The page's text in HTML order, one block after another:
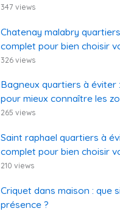
347 views
Chatenay malabry
complet pour bien choisir
326 views
Bagneux quartiers à éviter
pour mieux connaître les
265 views
Saint raphael quartiers à
complet pour bien choisir
210 views
Criquet dans maison : que
présence ?